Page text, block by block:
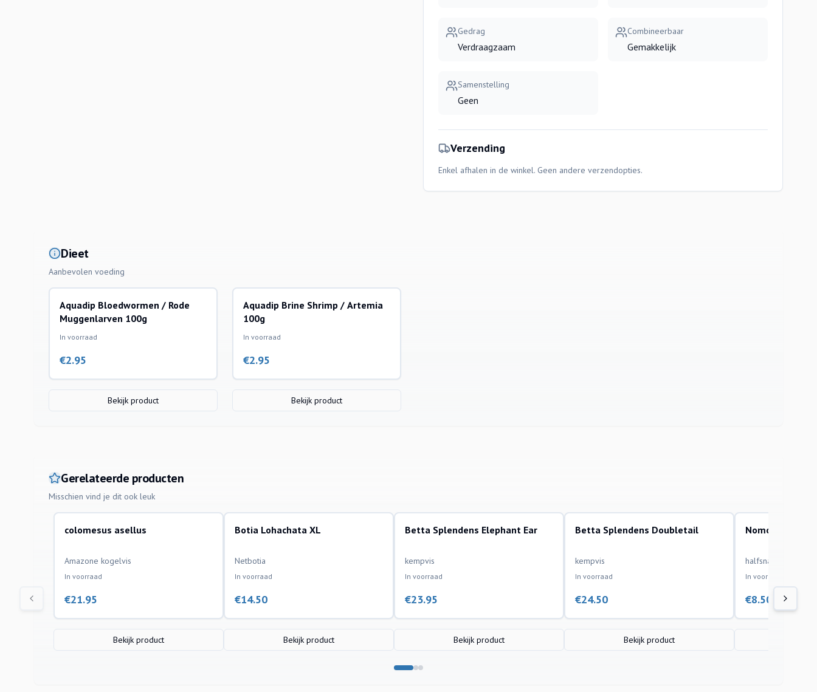
Gedrag
Verdraagzaam
Combineerbaar
Gemakkelijk
Samenstelling
Geen
Verzending
Enkel afhalen in de winkel. Geen andere verzendopties.
Dieet
Aanbevolen voeding
Aquadip Bloedwormen / Rode
Muggenlarven 100g
In voorraad
€2.95
Bekijk product
Aquadip Brine Shrimp / Artemia
100g
In voorraad
€2.95
Bekijk product
Gerelateerde producten
Misschien vind je dit ook leuk
aquariumvissen
colomesus asellus
Amazone kogelvis
In voorraad
€21.95
Bekijk product
aquariumvissen
Botia Lohachata XL
Netbotia
In voorraad
€14.50
Bekijk product
aquariumvissen
Betta Splendens Elephant Ear
kempvis
In voorraad
€23.95
Bekijk product
aquariumvissen
Betta Splendens Doubletail
kempvis
In voorraad
€24.50
Bekijk product
aquariumvissen
halfsnavelbek
In voorraad
€8.50